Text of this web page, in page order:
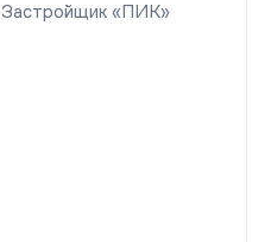
Застройщик «ПИК»